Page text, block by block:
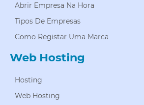
Abrir Empresa Na Hora
Tipos De Empresas
Como Registar Uma Marca
Web Hosting
Hosting
Web Hosting